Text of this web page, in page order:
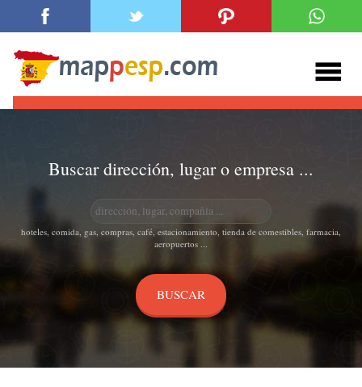
Buscar dirección, lugar o empresa ...
hoteles, comida, gas, compras, café, estacionamiento, tienda de comestibles, farmacia,
aeropuertos ...